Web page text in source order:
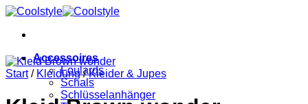
Zum
springen
Accessoires
Foulards
Schals
Schlüsselanhänger
Start / Kleidung / Kleider & Jupes